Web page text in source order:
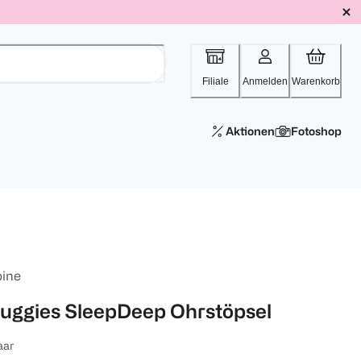
Filiale Anmelden Warenkorb
Aktionen Fotoshop
SleepDeep Ohrstöpsel